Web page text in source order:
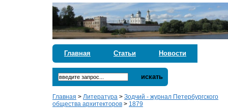
Главная Статьи Новости
искать
Главная >Литература >Зодчий - журнал Петербургского
общества архитекторов > 1879